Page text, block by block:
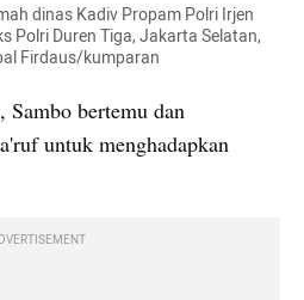
dinas Kadiv Propam Polri Irjen
Polri Duren Tiga, Jakarta Selatan,
Firdaus/kumparan
bertemu dan
untuk menghadapkan